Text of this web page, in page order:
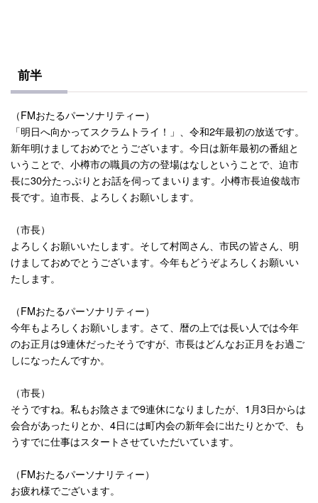
前半
（FMおたるパーソナリティー）
「明日へ向かってスクラムトライ！」、令和2年最初の放送です。
新年明けましておめでとうございます。今日は新年最初の番組と
いうことで、小樽市の職員の方の登場はなしということで、迫市
長に30分たっぷりとお話を伺ってまいります。小樽市長迫俊哉市
長です。迫市長、よろしくお願いします。
（市長）
よろしくお願いいたします。そして村岡さん、市民の皆さん、明
けましておめでとうございます。今年もどうぞよろしくお願いい
たします。
（FMおたるパーソナリティー）
今年もよろしくお願いします。さて、暦の上では長い人では今年
のお正月は9連休だったそうですが、市長はどんなお正月をお過ご
しになったんですか。
（市長）
そうですね。私もお陰さまで9連休になりましたが、 1 月3日からは
会合があったりとか、 4日には町内会の新年会に出たりとかで、も
うすでに仕事はスタートさせていただいています。
（FMおたるパーソナリティー）
お疲れ様でございます。